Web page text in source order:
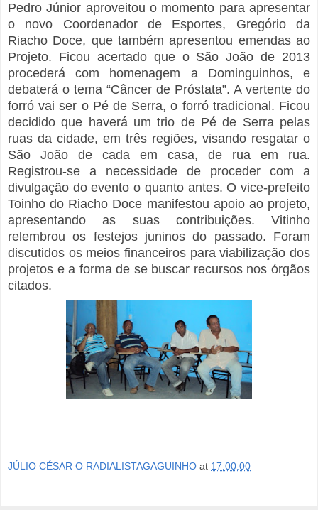
Pedro Júnior aproveitou o momento para apresentar
o novo Coordenador de Esportes, Gregório da
Riacho Doce, que também apresentou emendas ao
Projeto. Ficou acertado que o São João de 2013
procederá com homenagem a Dominguinhos, e
debaterá o tema “Câncer de Próstata”. A vertente do
forró vai ser o Pé de Serra, o forró tradicional. Ficou
decidido que haverá um trio de Pé de Serra pelas
ruas da cidade, em três regiões, visando resgatar o
São João de cada em casa, de rua em rua.
Registrou-se a necessidade de proceder com a
divulgação do evento o quanto antes. O vice-prefeito
Toinho do Riacho Doce manifestou apoio ao projeto,
apresentando as suas contribuições. Vitinho
relembrou os festejos juninos do passado. Foram
discutidos os meios financeiros para viabilização dos
projetos e a forma de se buscar recursos nos órgãos
citados.
JÚLIO CÉSAR O RADIALISTAGAGUINHO at 17:00:00